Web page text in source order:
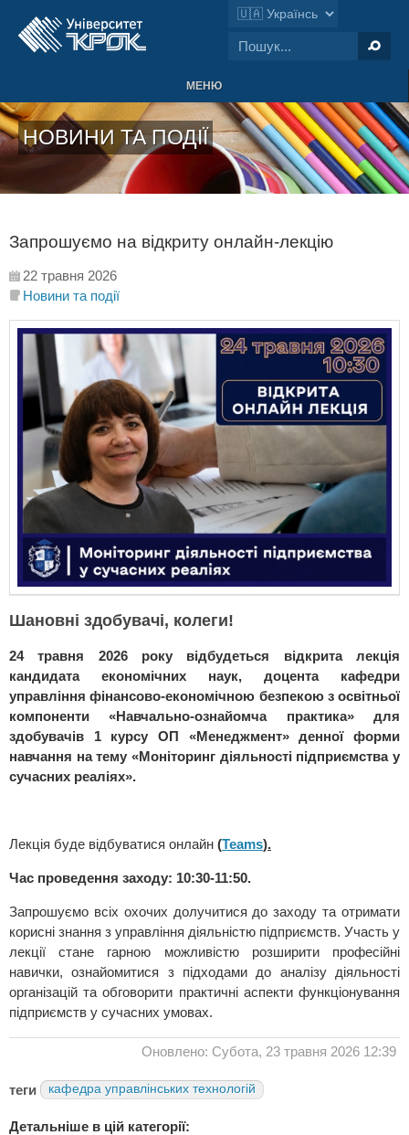
МЕНЮ
НОВИНИ ТА ПОДІЇ
Запрошуємо на відкриту онлайн-лекцію
22 травня 2026
Новини та події
Шановні здобувачі, колеги!
24 травня 2026 року відбудеться відкрита лекція
кандидата економічних наук, доцента кафедри
управління фінансово-економічною безпекою з освітньої
компоненти «Навчально-ознайомча практика» для
здобувачів 1 курсу ОП «Менеджмент» денної форми
навчання на тему «Моніторинг діяльності підприємства у
сучасних реаліях».
Лекція буде відбуватися онлайн (Teams).
Час проведення заходу: 10:30-11:50.
Запрошуємо всіх охочих долучитися до заходу та отримати
корисні знання з управління діяльністю підприємств. Участь у
лекції стане гарною можливістю розширити професійні
навички, ознайомитися з підходами до аналізу діяльності
організацій та обговорити практичні аспекти функціонування
підприємств у сучасних умовах.
Оновлено: Субота, 23 травня 2026 12:39
теги кафедра управлінських технологій
Детальніше в цій категорії: